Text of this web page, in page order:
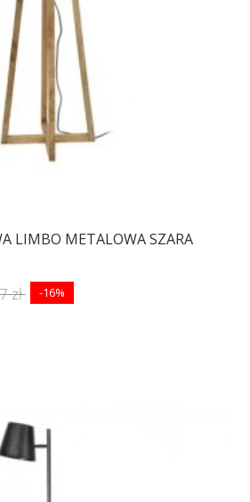
LIMBO METALOWA SZARA
zł -16%